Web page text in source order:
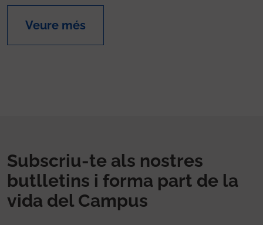
Veure més
Subscriu-te als nostres
butlletins i forma part de la
vida del Campus